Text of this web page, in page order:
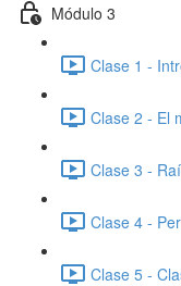
Módulo 3
Clase 1 -
Clase 2 - El
Clase 3 -
Clase 4 -
Clase 5 -